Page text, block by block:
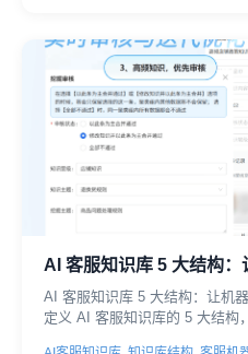
AI 客服知识库 5 大结构
AI 客服知识库 5 大结构：让机
定义 AI 客服知识库的 5 大结构